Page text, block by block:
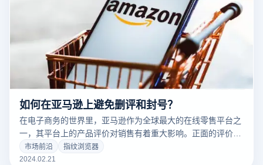
如何在亚马逊上避免删评和封号？
在电子商务的世界里，亚马逊作为全球最大的在线零售平台之
一，其平台上的产品评价对销售有着重大影响。正面的评价可
以显著提高产品的可见度和销量，而负面评价则可能导致潜在
客户的流失。因此，一些卖家为了提高评价，采取不正当手段
市场前沿
指纹浏览器
2024.02.21